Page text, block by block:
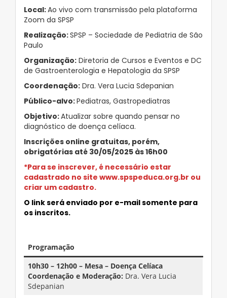
Local:Ao vivo com transmissão pela plataforma
Zoom da SPSP
Realização:SPSP – Sociedade de Pediatria de São
Paulo
Organização: Diretoria de Cursos e Eventos e DC
de Gastroenterologia e Hepatologia da SPSP
Coordenação: Dra. Vera Lucia Sdepanian
Público-alvo:Pediatras, Gastropediatras
Objetivo:Atualizar sobre quando pensar no
diagnóstico de doença celíaca.
Inscrições online gratuitas, porém,
obrigatórias até 30/05/2025 às 16h00
*Para se inscrever, é necessário estar
cadastrado no site www.spspeduca.org.br ou
criar um cadastro.
O link será enviado por e-mail somente para
os inscritos.
Programação
10h30 – 12h00 – Mesa – Doença Celíaca
Coordenação e Moderação: Dra. Vera Lucia
Sdepanian